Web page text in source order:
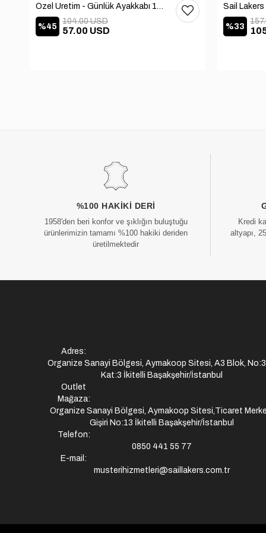
Özel Üretim - Günlük Ayakkabı 101-2630-11473
%45 57.00 USD
104.00 USD
%33
%100 HAKIKI DERI
1958'den beri konfor ve şıklığın buluştuğu
ürünlerimizin tamamı %100 hakiki deriden
üretilmektedir
Kredi
altyapı,
Adres:
Organize Sanayi Bölgesi, Aymakoop Sitesi, A3 Blok,
Kat:3 İkitelli Başakşehir/İstanbul
Outlet
Mağaza:
Organize Sanayi Bölgesi, Aymakoop Sitesi,Ticaret
Gişiri No:13 İkitelli Başakşehir/İstanbul
Telefon:
0850 441 55 77
E-mail:
musterihizmetleri@saillakers.com.tr